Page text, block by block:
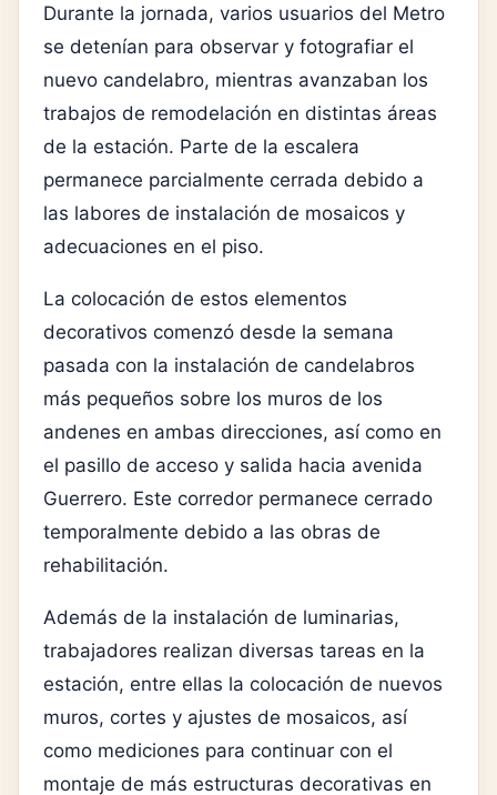
Durante la jornada, varios usuarios del Metro
se detenían para observar y fotografiar el
nuevo candelabro, mientras avanzaban los
trabajos de remodelación en distintas áreas
de la estación. Parte de la escalera
permanece parcialmente cerrada debido a
las labores de instalación de mosaicos y
adecuaciones en el piso.
La colocación de estos elementos
decorativos comenzó desde la semana
pasada con la instalación de candelabros
más pequeños sobre los muros de los
andenes en ambas direcciones, así como en
el pasillo de acceso y salida hacia avenida
Guerrero. Este corredor permanece cerrado
temporalmente debido a las obras de
rehabilitación.
Además de la instalación de luminarias,
trabajadores realizan diversas tareas en la
estación, entre ellas la colocación de nuevos
muros, cortes y ajustes de mosaicos, así
como mediciones para continuar con el
montaje de más estructuras decorativas en